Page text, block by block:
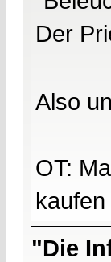
Der
Also
OT:
kaufen
"Die